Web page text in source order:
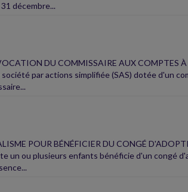
décembre...
DU COMMISSAIRE AUX COMPTES À
par actions simplifiée (SAS) dotée d'un
POUR BÉNÉFICIER DU CONGÉ
un ou plusieurs enfants bénéficie d'un congé